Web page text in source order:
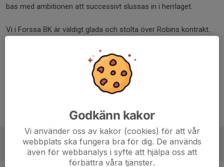
bas med ambitionen att successivt slussas in i herrlaget.
Vi i Forssa BK är väldigt glada och stolta över Robins kontrakt.
Tidigare nyheter
Robin skriver proffskontrakt med IK Brage
26 apr, 19:42
Godkänn kakor
Vi använder oss av kakor (cookies) för att vår
webbplats ska fungera bra för dig. De används
även för webbanalys i syfte att hjälpa oss att
förbättra våra tjänster.